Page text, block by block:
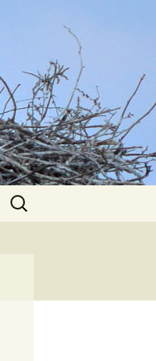
Search
for: